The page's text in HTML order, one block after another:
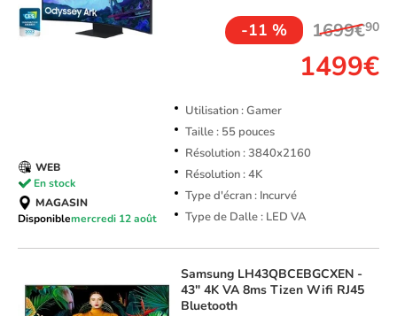
-11 % 1699€90
1499€
Utilisation : Gamer
Taille : 55 pouces
Résolution : 3840x2160
Résolution : 4K
Type d'écran : Incurvé
Type de Dalle : LED VA
WEB
En stock
MAGASIN
Disponiblemercredi 12 août
Samsung LH43QBCEBGCXEN -
43" 4K VA 8ms Tizen Wifi RJ45
Bluetooth